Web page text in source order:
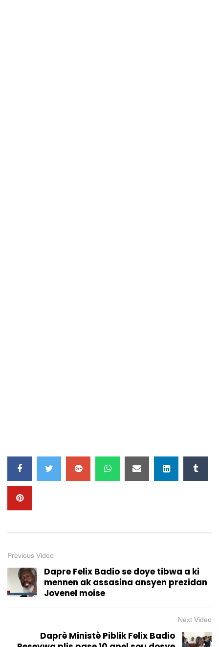
Previous Video
Dapre Felix Badio se doye tibwa a ki
mennen ak assasina ansyen prezidan
Jovenel moise
Next Video
Daprè Ministè Piblik Felix Badio